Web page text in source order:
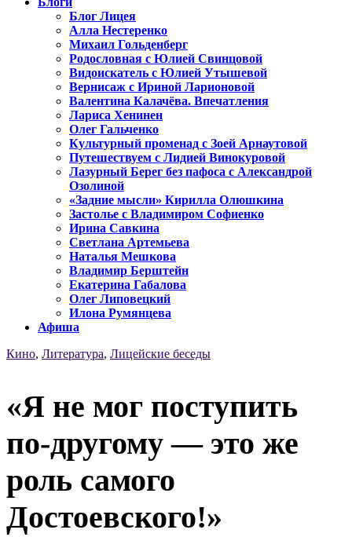
Блог Лицея
Алла Нестеренко
Михаил Гольденберг
Родословная с Юлией Свинцовой
Видоискатель с Юлией Утышевой
Вернисаж с Ириной Ларионовой
Валентина Калачёва. Впечатления
Лариса Хенинен
Олег Гальченко
Культурный променад с Зоей Арнаутовой
Путешествуем с Лидией Винокуровой
Лазурный Берег без пафоса с Александрой
Озолиной
«Задние мысли» Кирилла Олюшкина
Застолье с Владимиром Софиенко
Ирина Савкина
Светлана Артемьева
Наталья Мешкова
Владимир Берштейн
Екатерина Габалова
Олег Липовецкий
Илона Румянцева
Афиша
Кино, Литература, Лицейские беседы
«Я не мог поступить
по-другому — это же
роль самого
Достоевского!»